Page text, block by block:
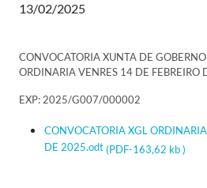
13/02/2025
CONVOCATORIA XUNTA DE
ORDINARIA VENRES 14 DE FEBREIRO
EXP: 2025/G007/000002
CONVOCATORIA XGL
DE 2025.odt(PDF-163,62 kb )